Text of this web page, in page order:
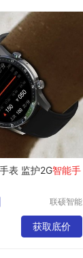
表 监护2G智能手
表
联硕智能
有限公司
获取底价